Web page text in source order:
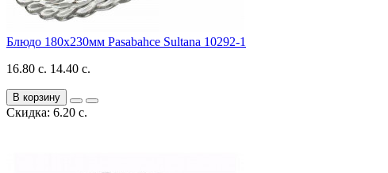
Блюдо 180x230мм Pasabahce Sultana 10292-1
16.80 с. 14.40 с.
В корзину
Скидка: 6.20 с.